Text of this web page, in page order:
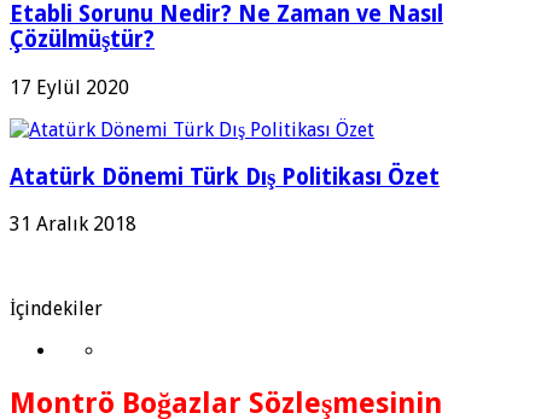
Etabli Sorunu Nedir? Ne Zaman ve Nasıl
Çözülmüştür?
17 Eylül 2020
Atatürk Dönemi Türk Dış Politikası Özet
31 Aralık 2018
İçindekiler
Montrö Boğazlar Sözleşmesinin